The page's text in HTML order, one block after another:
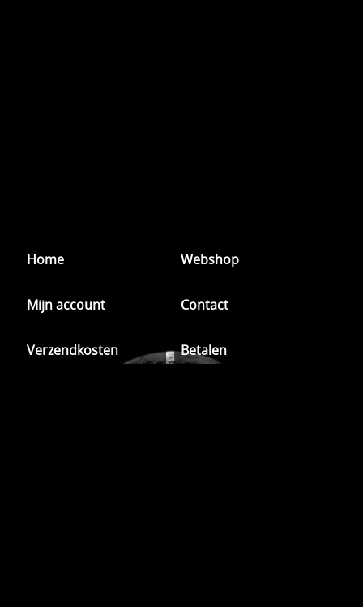
Home Webshop
Mijn account Contact
Verzendkosten Betalen